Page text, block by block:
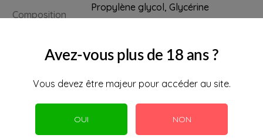
Avez-vous plus de 18 ans ?
Vous devez être majeur pour accéder au site.
OUI NON
Composition
Propylène glycol, Glycérine
végétale, Arômes